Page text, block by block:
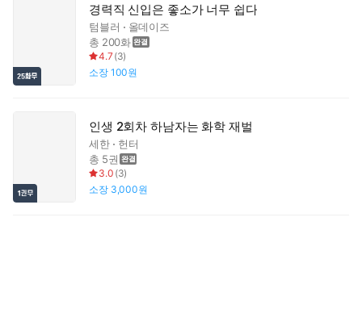
경력직 신입은 좋소가 너무 쉽다
텀블러
올데이즈
총 200화
4.7 (3)
소장 100원
인생 2회차 하남자는 화학 재벌
세한
헌터
총 5권
3.0 (3)
소장 3,000원